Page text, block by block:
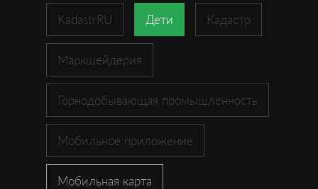
KadastrRU Дети Кадастр
Маркшейдерия
Горнодобывающая промышленность
Мобильное приложение
Мобильная карта